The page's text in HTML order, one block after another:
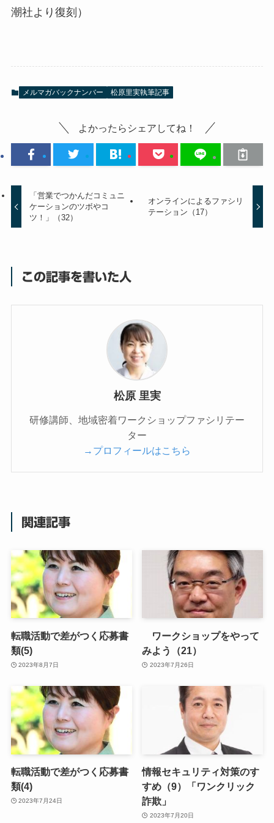
潮社より復刻）
メルマガバックナンバー 松原里実執筆記事
よかったらシェアしてね！
「営業でつかんだコミュニ
ケーションのツボやコ
ツ！」（32）
オンラインによるファシリ
テーション（17）
この記事を書いた人
松原 里実
研修講師、地域密着ワークショップファシリテー
ター
→プロフィールはこちら
関連記事
転職活動で差がつく応募書
類(5)
2023年8月7日
ワークショップをやって
みよう（21）
2023年7月26日
転職活動で差がつく応募書
類(4)
2023年7月24日
情報セキュリティ対策のす
すめ（9）「ワンクリック
詐欺」
2023年7月20日